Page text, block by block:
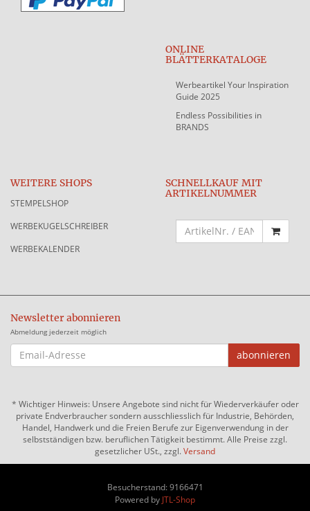
ONLINE
BLÄTTERKATALOGE
Werbeartikel Your Inspiration
Guide 2025
Endless Possibilities in
BRANDS
WEITERE SHOPS
STEMPELSHOP
WERBEKUGELSCHREIBER
WERBEKALENDER
SCHNELLKAUF MIT
ARTIKELNUMMER
Newsletter abonnieren
Abmeldung jederzeit möglich
EMAIL-
ADRESSE
abonnieren
* Wichtiger Hinweis: Unsere Angebote sind nicht für Wiederverkäufer oder
private Endverbraucher sondern ausschliesslich für Industrie, Behörden,
Handel, Handwerk und die Freien Berufe zur Eigenverwendung in der
selbstständigen bzw. beruflichen Tätigkeit bestimmt. Alle Preise zzgl.
gesetzlicher USt., zzgl.Versand
Besucherstand: 9166471
Powered by JTL-Shop